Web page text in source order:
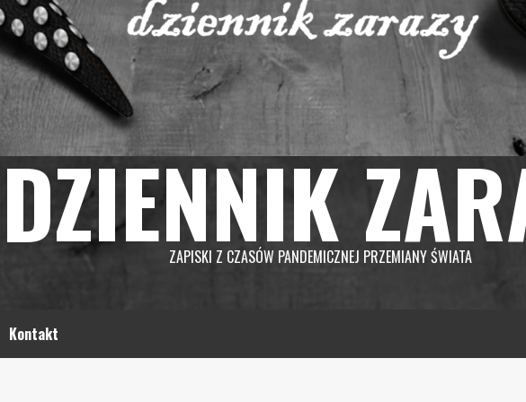
DZIENNIK
ZAPISKI Z CZASÓW PANDEMICZNEJ PRZEMIANY ŚWIATA
Kontakt